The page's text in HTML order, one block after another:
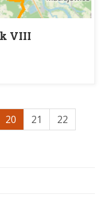
VIII
20 21
22